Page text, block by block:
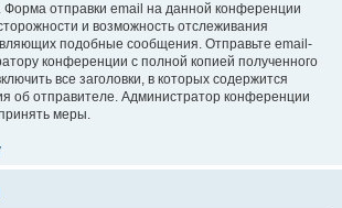
отправки email на данной конференции
и возможность отслеживания
подобные сообщения. Отправьте email-
конференции с полной копией полученного
все заголовки, в которых содержится
об отправителе. Администратор конференции
меры.